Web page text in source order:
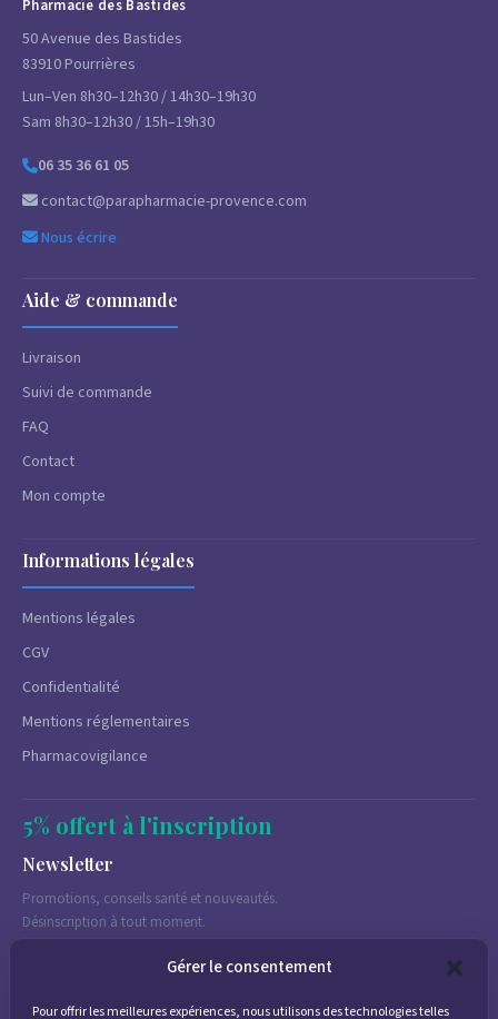
Gérer le consentement
Pour offrir les meilleures expériences, nous utilisons des technologies telles
Pharmacie des Bastides
50 Avenue des Bastides
83910 Pourrières
Lun–Ven 8h30–12h30 / 14h30–19h30
Sam 8h30–12h30 / 15h–19h30
06 35 36 61 05
contact@parapharmacie-provence.com
Nous écrire
Aide & commande
Livraison
Suivi de commande
FAQ
Contact
Mon compte
Informations légales
Mentions légales
CGV
Confidentialité
Mentions réglementaires
Pharmacovigilance
5% offert à l'inscription
Newsletter
Promotions, conseils santé et nouveautés.
Désinscription à tout moment.